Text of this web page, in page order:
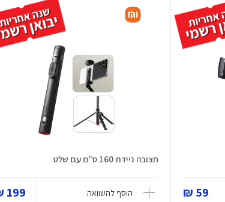
59 ₪
חצובה ניידת 160 ס"מ עם שלט
הוסף להשוואה 199 ₪